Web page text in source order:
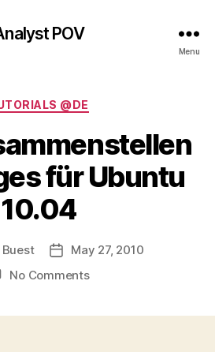
POV
Menu
Categories
@DE
für Ubuntu
10.04
Buest
PostMay 27, 2010
No Commentson